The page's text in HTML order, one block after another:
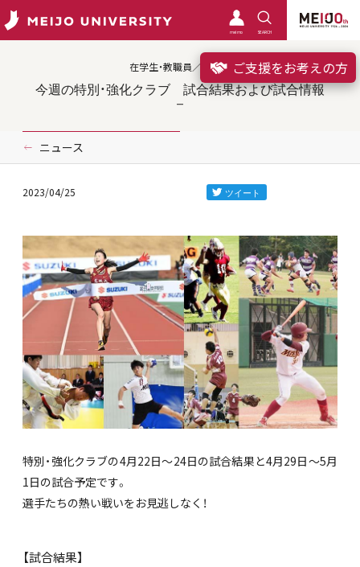
meimo SEARCH
ご支援をお考えの方
在学生・教職員／クラブ
今週の特別・強化クラブ 試合結果および試合情報
ニュース
2023/04/25
特別・強化クラブの4月22日～24日の試合結果と4月29日～5月
1日の試合予定です。
選手たちの熱い戦いをお見逃しなく！
【試合結果】